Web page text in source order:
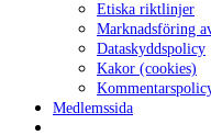
Etiska riktlinjer
Marknadsföring
Dataskyddspolicy
Kakor (cookies)
Medlemssida